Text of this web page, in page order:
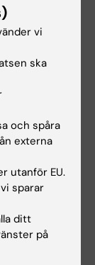
in
vi
ska
och spåra
externa
utanför EU.
sparar
ditt
på